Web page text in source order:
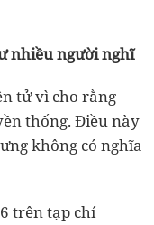
nhiều người nghĩ
tử vì cho rằng
thống. Điều này
không có nghĩa
trên tạp chí